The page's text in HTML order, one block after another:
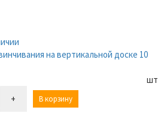
на вертикальной доске 10
шт
+ В корзину